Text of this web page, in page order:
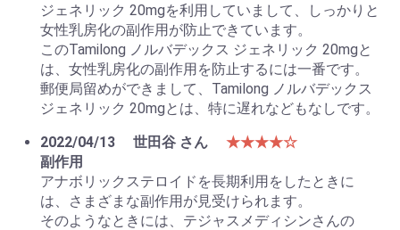
ジェネリック 20mgを利用していまして、しっかりと
女性乳房化の副作用が防止できています。
このTamilong ノルバデックス ジェネリック 20mgと
は、女性乳房化の副作用を防止するには一番です。
郵便局留めができまして、Tamilong ノルバデックス
ジェネリック 20mgとは、特に遅れなどもなしです。
2022/04/13
世田谷 さん
★★★★☆
副作用
アナボリックステロイドを長期利用をしたときに
は、さまざまな副作用が見受けられます。
そのようなときには、テジャスメディシンさんの